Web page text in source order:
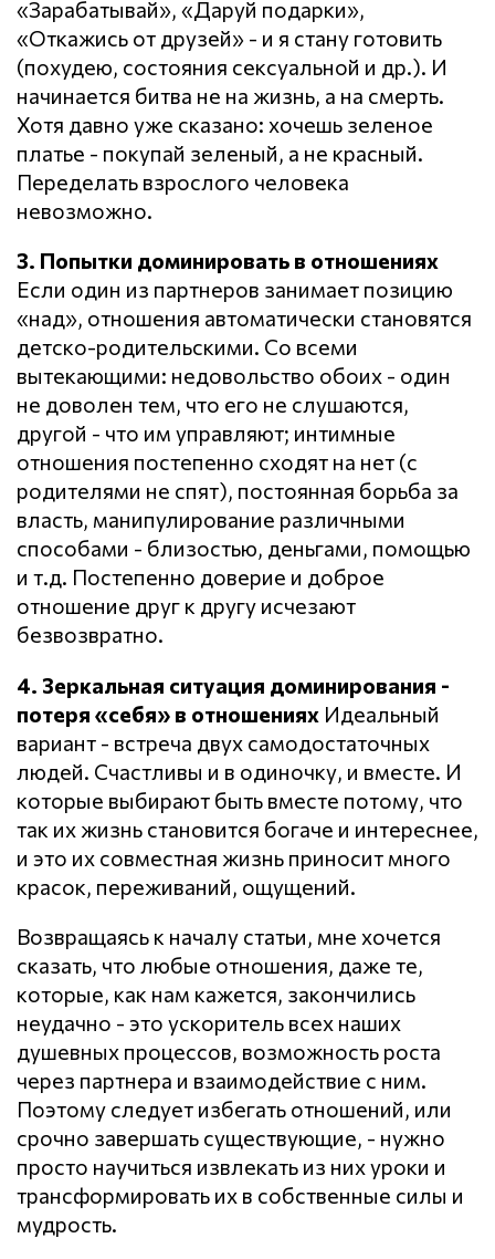
«Зарабатывай», «Даруй подарки»,
«Откажись от друзей» - и я стану готовить
(похудею, состояния сексуальной и др.). И
начинается битва не на жизнь, а на смерть.
Хотя давно уже сказано: хочешь зеленое
платье - покупай зеленый, а не красный.
Переделать взрослого человека
невозможно.
3. Попытки доминировать в отношениях
Если один из партнеров занимает позицию
«над», отношения автоматически становятся
детско-родительскими. Со всеми
вытекающими: недовольство обоих - один
не доволен тем, что его не слушаются,
другой - что им управляют; интимные
отношения постепенно сходят на нет (с
родителями не спят), постоянная борьба за
власть, манипулирование различными
способами - близостью, деньгами, помощью
и т.д. Постепенно доверие и доброе
отношение друг к другу исчезают
безвозвратно.
4. Зеркальная ситуация доминирования -
потеря «себя» в отношениях Идеальный
вариант - встреча двух самодостаточных
людей. Счастливы и в одиночку, и вместе. И
которые выбирают быть вместе потому, что
так их жизнь становится богаче и интереснее,
и это их совместная жизнь приносит много
красок, переживаний, ощущений.
Возвращаясь к началу статьи, мне хочется
сказать, что любые отношения, даже те,
которые, как нам кажется, закончились
неудачно - это ускоритель всех наших
душевных процессов, возможность роста
через партнера и взаимодействие с ним.
Поэтому следует избегать отношений, или
срочно завершать существующие, - нужно
просто научиться извлекать из них уроки и
трансформировать их в собственные силы и
мудрость.